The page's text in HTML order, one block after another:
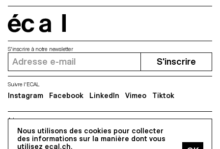
Nous utilisons des cookies pour collecter
des informations sur la manière dont vous
utilisez ecal.ch.
Adresse
5, avenue du Temple, CH-1020 Renens
S'inscrire à notre newsletter
S'inscrire
Suivre l'ECAL
Instagram Facebook LinkedIn Vimeo Tiktok